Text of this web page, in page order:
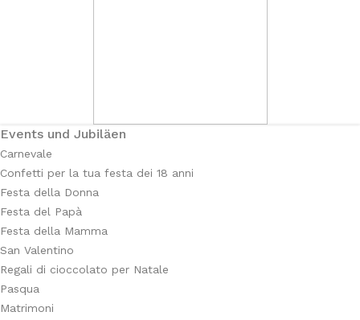
Events und Jubiläen
Carnevale
Confetti per la tua festa dei 18 anni
Festa della Donna
Festa del Papà
Festa della Mamma
San Valentino
Regali di cioccolato per Natale
Pasqua
Matrimoni